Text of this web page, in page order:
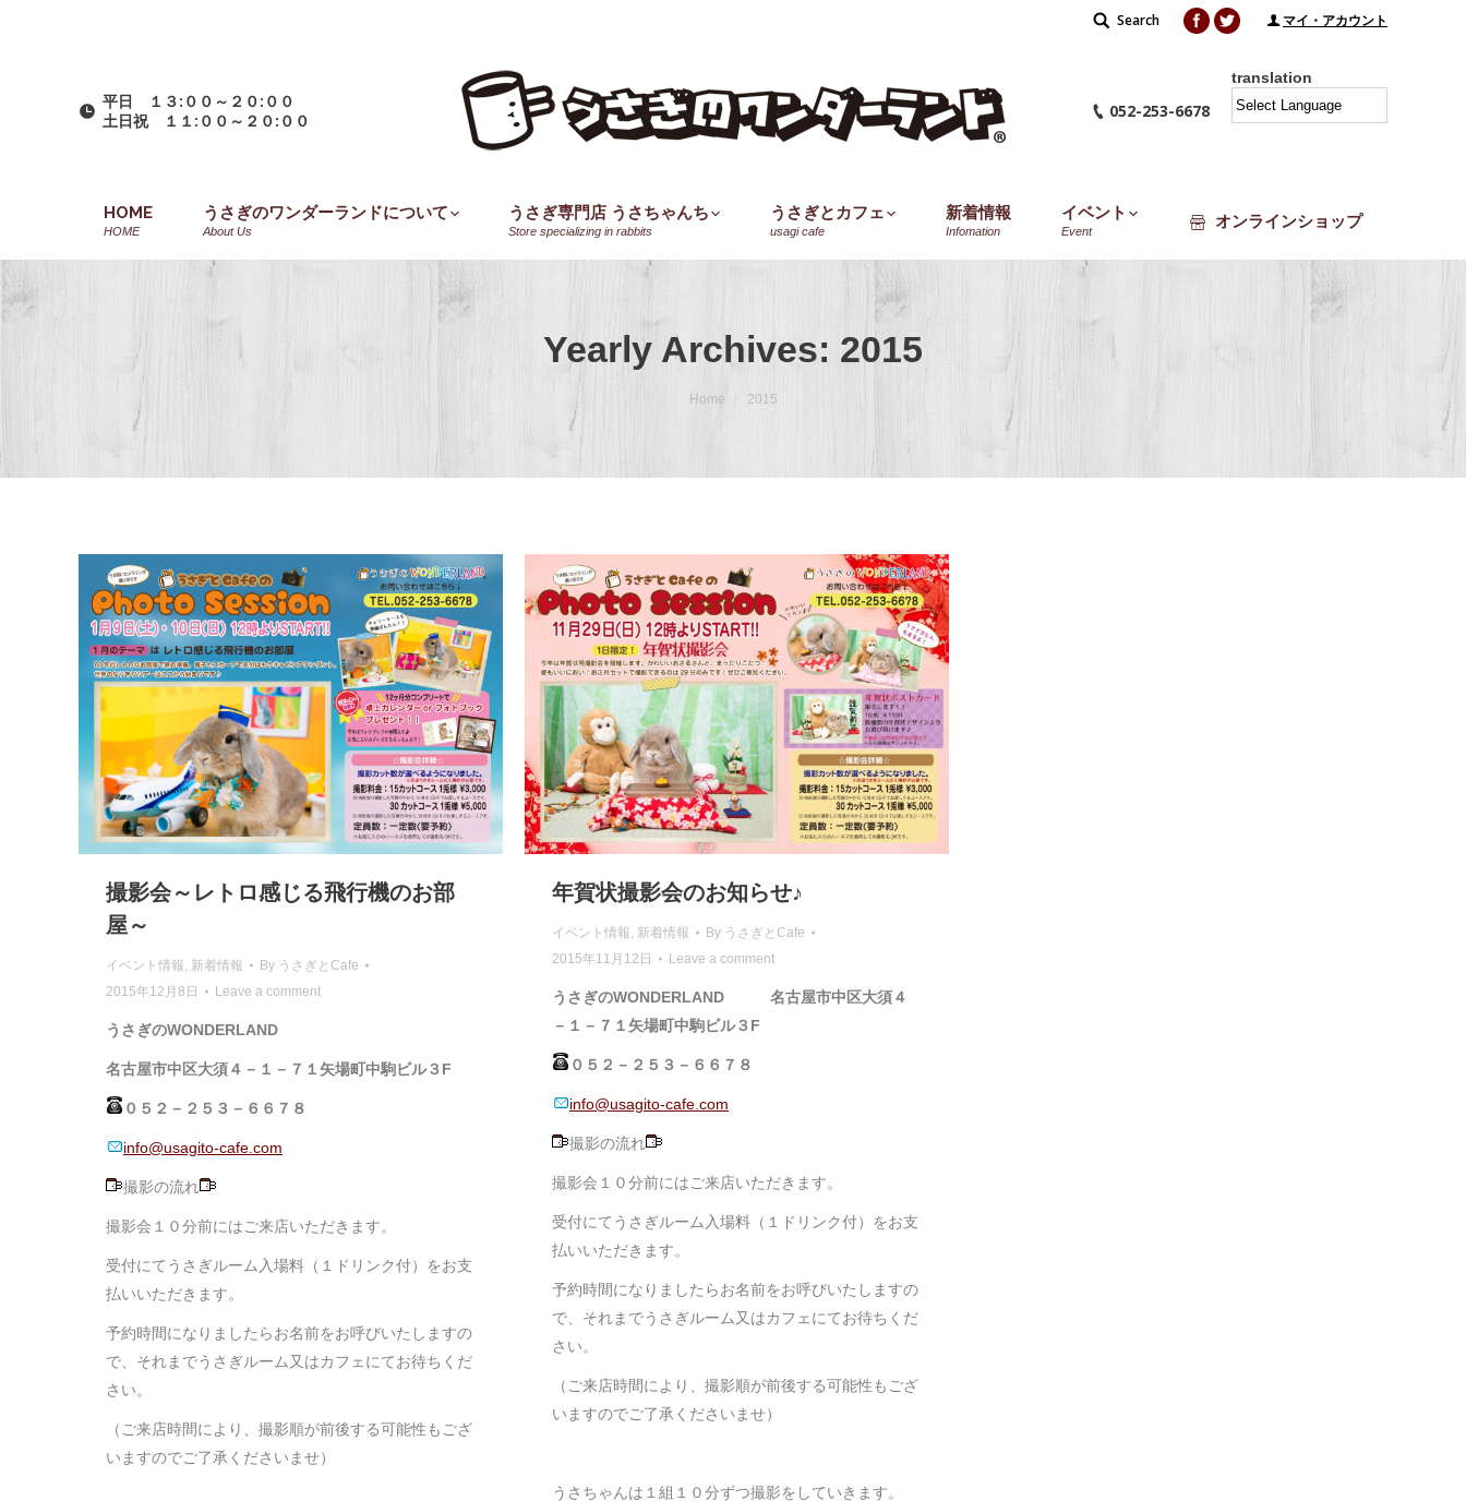
Search:
Search Facebook
Twitter マイ・アカウント
平日 １３:００～２０:００
土日祝 １１:００～２０:００
052-253-6678
translation
HOME
HOME
うさぎのワンダーランドについて
About Us
うさぎ専門店 うさちゃんち
Store specializing in rabbits
うさぎとカフェ
usagi cafe
新着情報
Infomation
イベント
Event
オンラインショップ
Yearly Archives: 2015
Home 2015
撮影会～レトロ感じる飛行機のお部
屋～
イベント情報, 新着情報 By うさぎとCafe
2015年12月8日
Leave a comment
うさぎのWONDERLAND
名古屋市中区大須４－１－７１矢場町中駒ビル３F
０５２－２５３－６６７８
info@usagito-cafe.com
撮影の流れ
撮影会１０分前にはご来店いただきます。
受付にてうさぎルーム入場料（１ドリンク付）をお支
払いいただきます。
予約時間になりましたらお名前をお呼びいたしますの
で、それまでうさぎルーム又はカフェにてお待ちくだ
さい。
（ご来店時間により、撮影順が前後する可能性もござ
いますのでご了承くださいませ）
年賀状撮影会のお知らせ♪
イベント情報, 新着情報 By うさぎとCafe
2015年11月12日
Leave a comment
うさぎのWONDERLAND
名古屋市中区大須４
－１－７１矢場町中駒ビル３F
０５２－２５３－６６７８
info@usagito-cafe.com
撮影の流れ
撮影会１０分前にはご来店いただきます。
受付にてうさぎルーム入場料（１ドリンク付）をお支
払いいただきます。
予約時間になりましたらお名前をお呼びいたしますの
で、それまでうさぎルーム又はカフェにてお待ちくだ
さい。
（ご来店時間により、撮影順が前後する可能性もござ
いますのでご了承くださいませ）
うさちゃんは１組１０分ずつ撮影をしていきます。